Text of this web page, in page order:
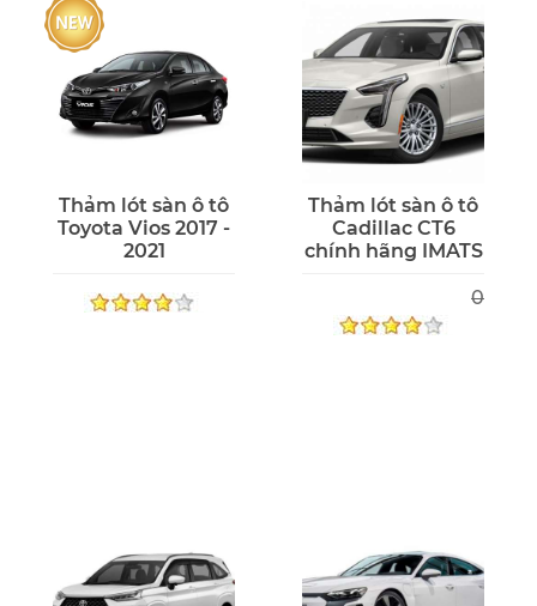
Thảm lót sàn ô tô
Toyota Vios 2017 -
2021
Thảm lót sàn ô tô
Cadillac CT6
chính hãng IMATS
0